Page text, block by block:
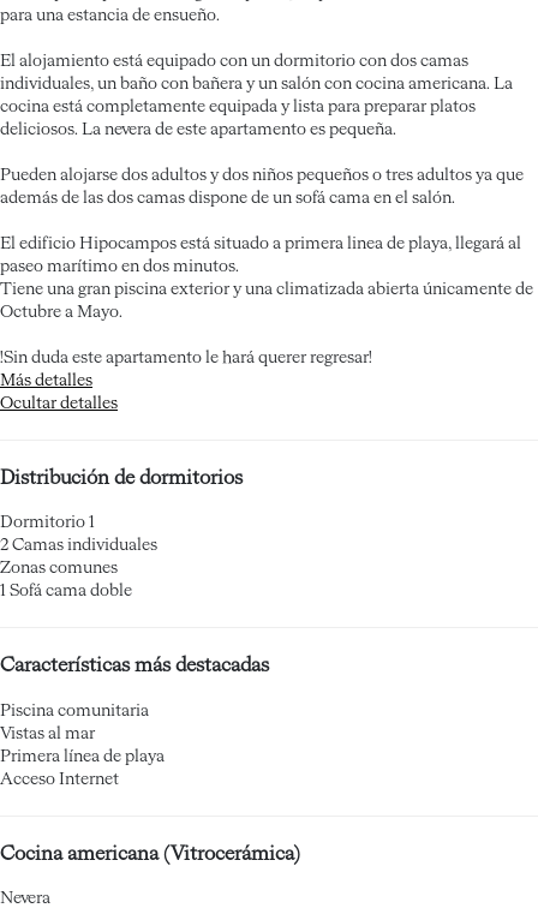
para una estancia de ensueño.
El alojamiento está equipado con un dormitorio con dos camas
individuales, un baño con bañera y un salón con cocina americana. La
cocina está completamente equipada y lista para preparar platos
deliciosos. La nevera de este apartamento es pequeña.
Pueden alojarse dos adultos y dos niños pequeños o tres adultos ya que
además de las dos camas dispone de un sofá cama en el salón.
El edificio Hipocampos está situado a primera linea de playa, llegará al
paseo marítimo en dos minutos.
Tiene una gran piscina exterior y una climatizada abierta únicamente de
Octubre a Mayo.
!Sin duda este apartamento le hará querer regresar!
Más detalles
Ocultar detalles
Distribución de dormitorios
Dormitorio 1
2 Camas individuales
Zonas comunes
1 Sofá cama doble
Características más destacadas
Piscina comunitaria
Vistas al mar
Primera línea de playa
Acceso Internet
Cocina americana (Vitrocerámica)
Nevera